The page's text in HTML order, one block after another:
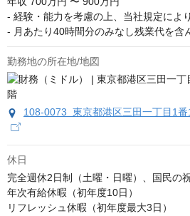
- 経験・能力を考慮の上、当社規定によ
- 月あたり40時間分のみなし残業代を含
勤務地の所在地/地図
108-0073 東京都港区三田一丁目1
休日
完全週休2日制（土曜・日曜）、国民の
年次有給休暇（初年度10日）
リフレッシュ休暇（初年度最大3日）